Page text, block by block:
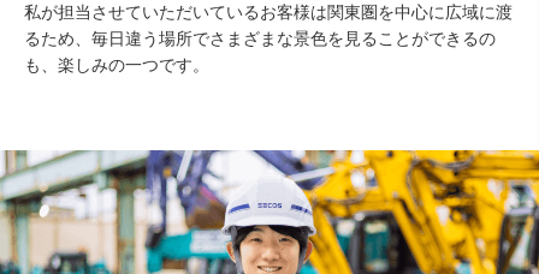
私が担当させていただいているお客様は関東圏を中心に広域に渡
るため、毎日違う場所でさまざまな景色を見ることができるの
も、楽しみの一つです。